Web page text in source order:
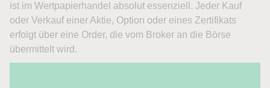
ist im Wertpapierhandel absolut essenziell. Jeder Kauf
oder Verkauf einer Aktie, Option oder eines Zertifikats
erfolgt über eine Order, die vom Broker an die Börse
übermittelt wird.